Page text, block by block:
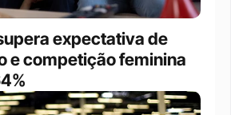
expectativa de
e competição feminina